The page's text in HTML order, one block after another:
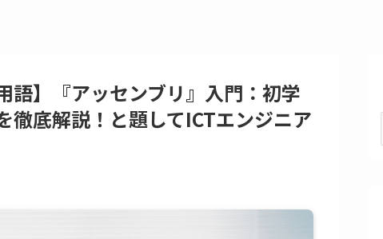
語】『アッセンブリ』入門：初学
徹底解説！と題してICTエンジニア